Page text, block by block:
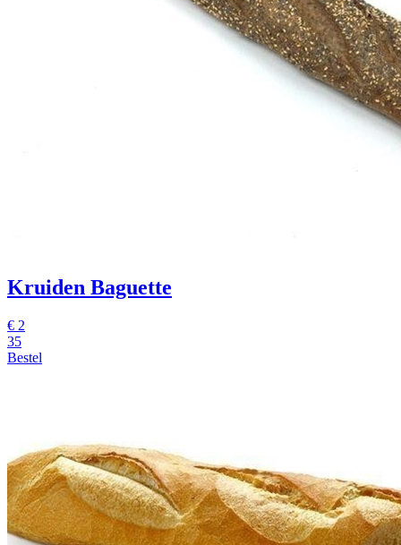
Kruiden Baguette
€ 2
35
Bestel